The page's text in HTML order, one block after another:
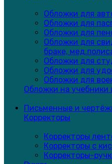
Обложки для
Обложки для
Обложки для
Обложки для
браке,
Обложки для
Обложки для
Обложки для
Обложки на учебники
Письменные и
Корректоры
Корректоры
Корректоры с
Корректоры-